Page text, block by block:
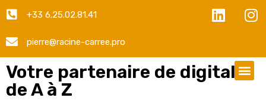
+33 6.25.02.81.41
pierre@racine-carree.pro
Votre partenaire de digital
de A à Z